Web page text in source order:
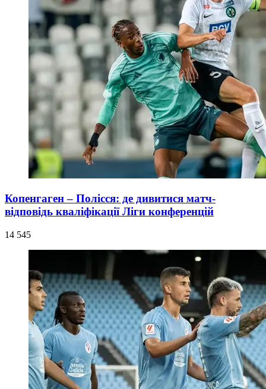
Копенгаген – Полісся: де дивитися матч-
відповідь кваліфікації Ліги конференцій
14 545